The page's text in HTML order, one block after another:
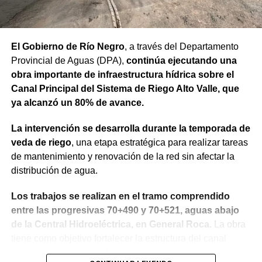
Finalmente, el mandatario aseveró que “el rumbo está
claro y genera confianza, ahora el desafío es seguir
beneficios de estas inversiones”.
Weretilneck estuvo acompañado por los ministros de
Desarrollo Económico y Productivo, Carlos Banacloy; de
Salud, Demetrio Thalasselis y de Hacienda, Gabriel
Provincial de Coordinación y Ejecución del
Financiamiento Externo (UPCEFE), Martín Camiña.
Los proyectos
El programa reúne cinco proyectos estratégicos. En
Guardia Mitre se construirán 85 km de nueva red eléctrica
presurizado y reducirá más de 50% el costo energético
El Gobierno de Río Negro, a través del Departamento
Provincial de Aguas (DPA), continúa ejecutando una
obra importante de infraestructura hídrica sobre el
Canal Principal del Sistema de Riego Alto Valle, que
ya alcanzó un 80% de avance.
La intervención se desarrolla durante la temporada de
veda de riego, una etapa estratégica para realizar tareas
de mantenimiento y renovación de la red sin afectar la
distribución de agua.
Los trabajos se realizan en el tramo comprendido
entre las progresivas 70+490 y 70+521, aguas abajo
de la Central Hidroeléctrica, en General Roca.
La obra
mediante el recambio de siete losas de hormigón del